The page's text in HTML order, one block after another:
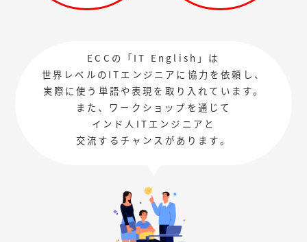
ECCの「IT English」は
世界レベルのITエンジニアに協力を依頼し、
実際に使う単語や表現を取り入れています。
また、ワークショップを通じて
インド人ITエンジニアと
交流するチャンスがあります。